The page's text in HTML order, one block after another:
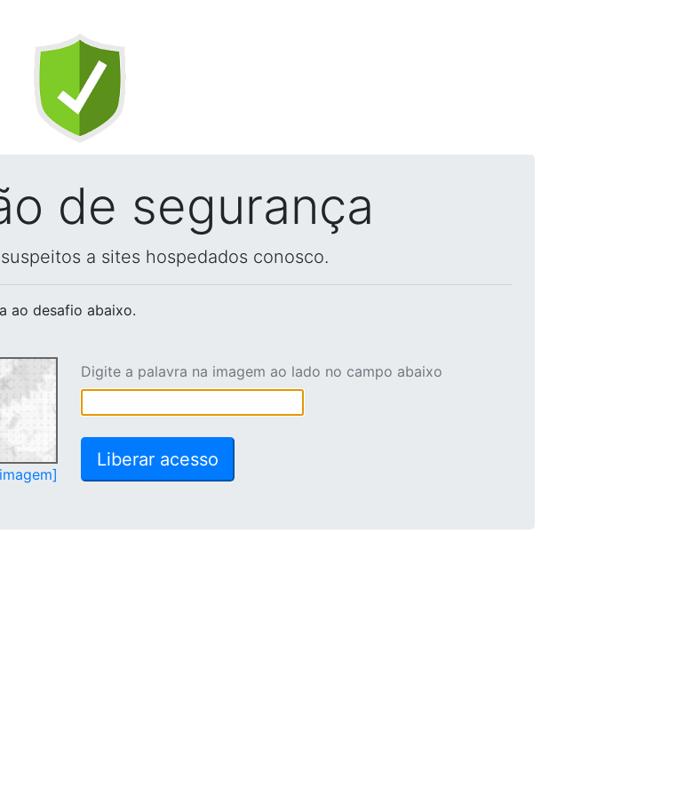
de segurança
a sites hospedados conosco.
ao desafio abaixo.
Digite a palavra na imagem ao lado no campo abaixo